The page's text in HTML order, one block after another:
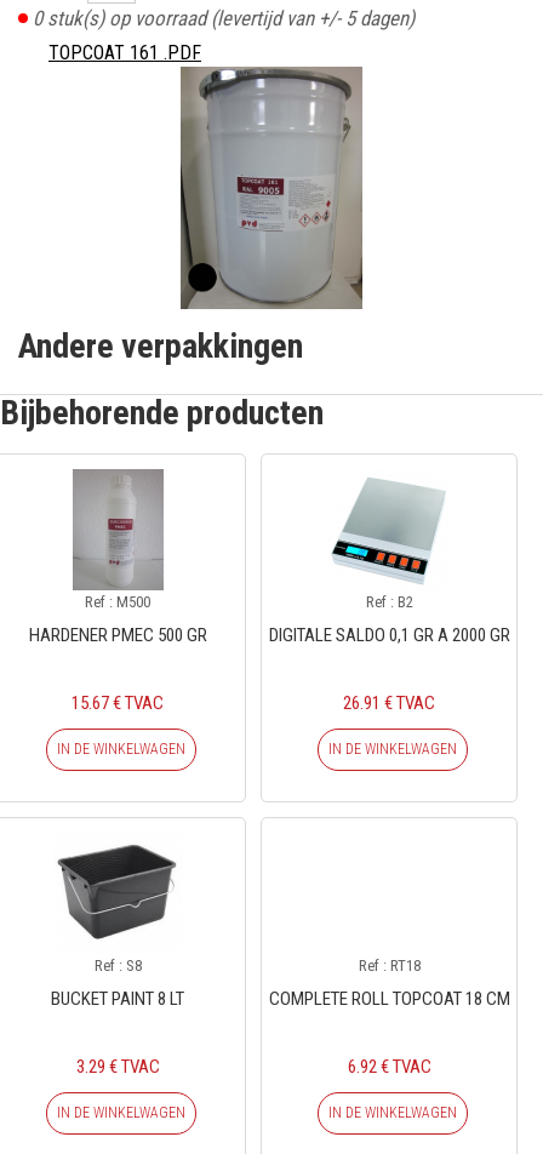
0stuk(s) op voorraad(levertijd van +/- 5 dagen)
TOPCOAT 161 .PDF
Andere verpakkingen
Bijbehorende producten
Ref : M500
HARDENER PMEC 500 GR
15.67 € TVAC
IN DE WINKELWAGEN
Ref : B2
DIGITALE SALDO 0,1 GR A 2000 GR
26.91 € TVAC
IN DE WINKELWAGEN
Ref : S8
BUCKET PAINT 8 LT
3.29 € TVAC
IN DE WINKELWAGEN
Ref : RT18
COMPLETE ROLL TOPCOAT 18 CM
6.92 € TVAC
IN DE WINKELWAGEN